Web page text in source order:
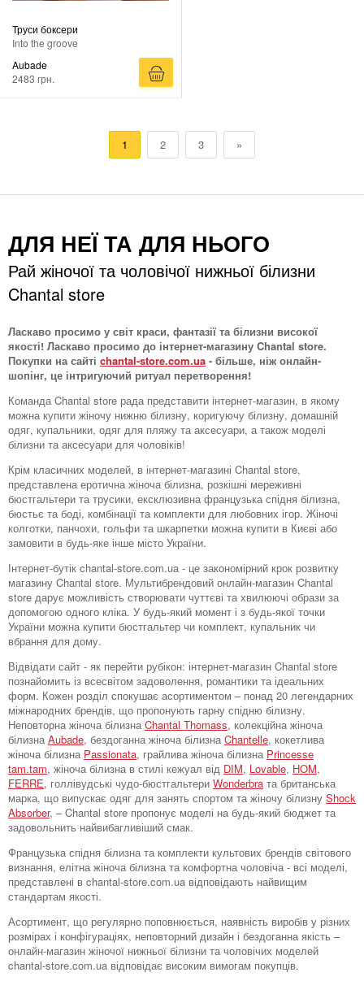
Труси боксери
Into the groove
Aubade
2483 грн.
1 2 3 »
ДЛЯ НЕЇ ТА ДЛЯ НЬОГО
Рай жіночої та чоловічої нижньої білизни
Chantal store
Ласкаво просимо у світ краси, фантазії та білизни високої
якості! Ласкаво просимо до інтернет-магазину Chantal store.
Покупки на сайті chantal-store.com.ua - більше, ніж онлайн-
шопінг, це інтригуючий ритуал перетворення!
Команда Chantal store рада представити інтернет-магазин, в якому
можна купити жіночу нижню білизну, коригуючу білизну, домашній
одяг, купальники, одяг для пляжу та аксесуари, а також моделі
білизни та аксесуари для чоловіків!
Крім класичних моделей, в інтернет-магазині Chantal store,
представлена ​​еротична жіноча білизна, розкішні мереживні
бюстгальтери та трусики, ексклюзивна французька спідня білизна,
бюстьє та боді, комбінації та комплекти для любовних ігор. Жіночі
колготки, панчохи, гольфи та шкарпетки можна купити в Києві або
замовити в будь-яке інше місто України.
Інтернет-бутік chantal-store.com.ua - це закономірний крок розвитку
магазину Chantal store. Мультибрендовий онлайн-магазин Chantal
store дарує можливість створювати чуттєві та хвилюючі образи за
допомогою одного кліка. У будь-який момент і з будь-якої точки
України можна купити бюстгальтер чи комплект, купальник чи
вбрання для дому.
Відвідати сайт - як перейти рубікон: інтернет-магазин Chantal store
познайомить із всесвітом задоволення, романтики та ідеальних
форм. Кожен розділ спокушає асортиментом – понад 20 легендарних
міжнародних брендів, що пропонують гарну спідню білизну.
Неповторна жіноча білизна Chantal Thomass, колекційна жіноча
білизна Aubade, бездоганна жіноча білизна Chantelle, кокетлива
жіноча білизна Passionata, грайлива жіноча білизна Princesse
tam.tam, жіноча білизна в стилі кежуал від DIM, Lovable, HOM,
FERRE, голлівудські чудо-бюстгальтери Wonderbra та британська
марка, що випускає одяг для занять спортом та жіночу білизну Shock
Absorber, – Chantal store пропонує моделі на будь-який бюджет та
задовольнить найвибагливіший смак.
Французька спідня білизна та комплекти культових брендів світового
визнання, елітна жіноча білизна та комфортна чоловіча - всі моделі,
представлені в chantal-store.com.ua відповідають найвищим
стандартам якості.
Асортимент, що регулярно поповнюється, наявність виробів у різних
розмірах і конфігураціях, неповторний дизайн і бездоганна якість –
онлайн-магазин жіночої нижньої білизни та чоловічих моделей
chantal-store.com.ua відповідає високим вимогам покупців.